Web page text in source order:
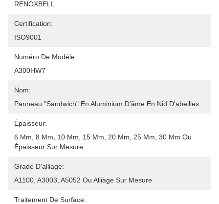
RENOXBELL
Certification:
ISO9001
Numéro De Modèle:
A300HW7
Nom:
Panneau "sandwich" En Aluminium D'âme En Nid D'abeilles
Épaisseur:
6 Mm, 8 Mm, 10 Mm, 15 Mm, 20 Mm, 25 Mm, 30 Mm Ou
Épaisseur Sur Mesure
Grade D'alliage:
A1100, A3003, A5052 Ou Alliage Sur Mesure
Traitement De Surface: